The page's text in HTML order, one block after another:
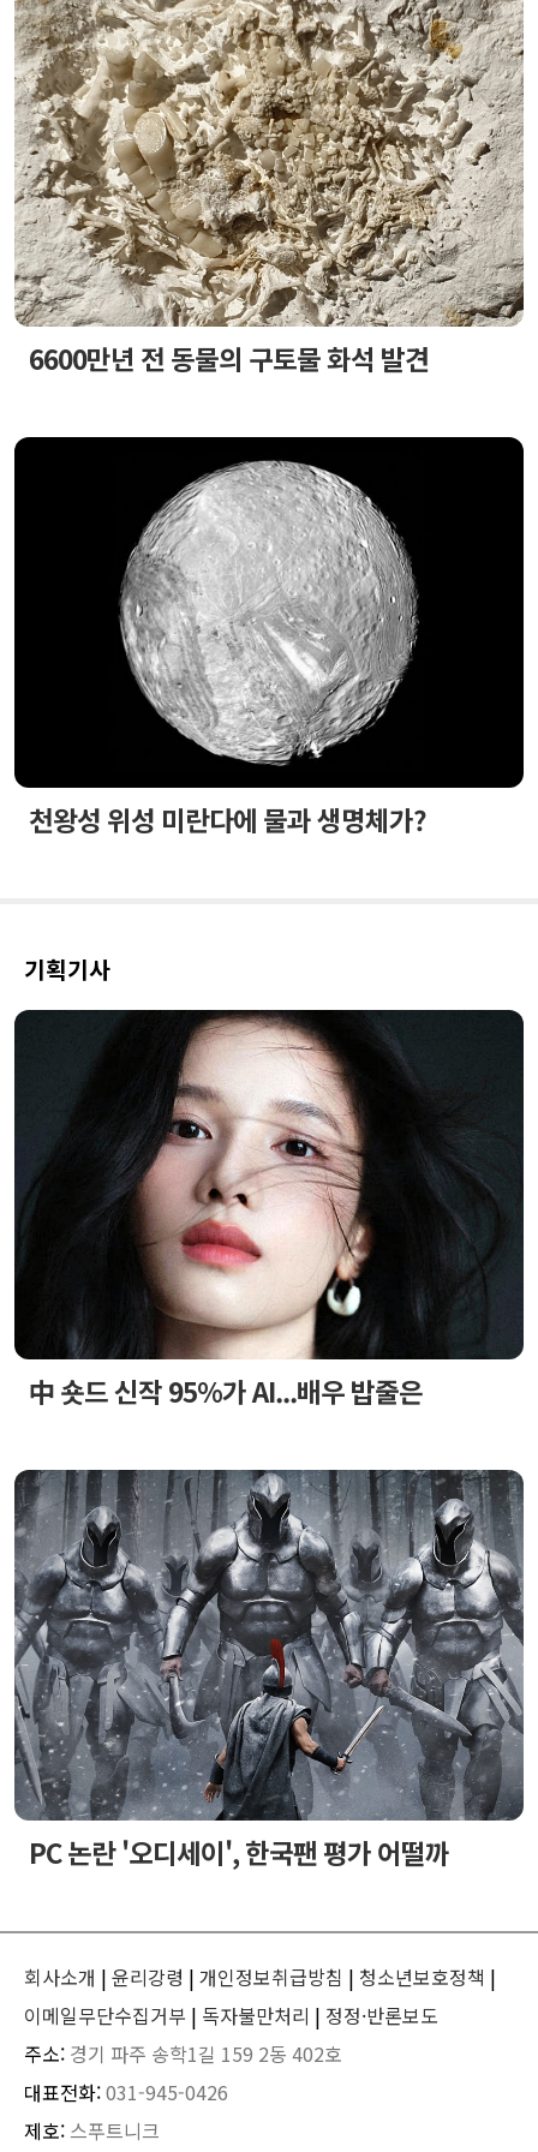
6600만년 전 동물의 구토물 화석 발견
천왕성 위성 미란다에 물과 생명체가?
기획기사
中 숏드 신작 95%가 AI...배우 밥줄은
PC 논란 '오디세이', 한국팬 평가 어떨까
회사소개 | 윤리강령 | 개인정보취급방침 | 청소년보호정책 |
이메일무단수집거부 | 독자불만처리 | 정정·반론보도
주소: 경기 파주 송학1길 159 2동 402호
대표전화:031-945-0426
제호: 스푸트니크